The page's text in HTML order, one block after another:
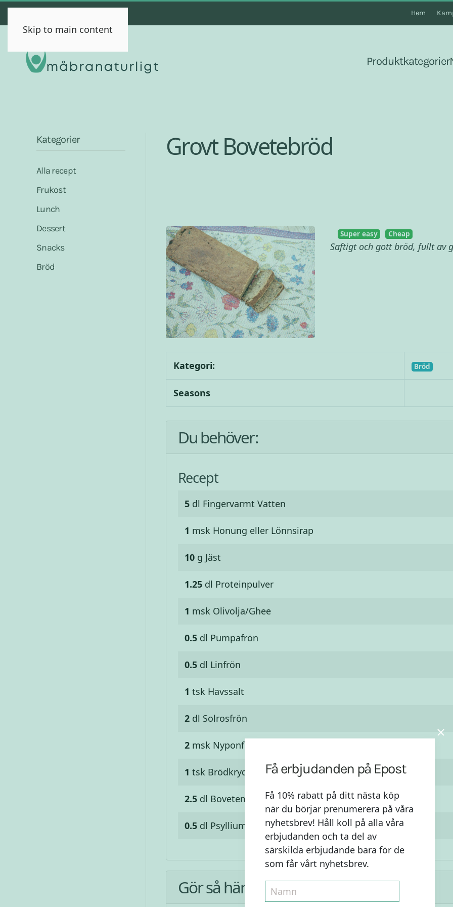
Skip to main content
Hem
Produktkategorier
Grovt Bovetebröd
Super easy Cheap
Saftigt och gott bröd, fullt av
Kategori: Bröd
Seasons
Du behöver:
Recept
5 dl Fingervarmt Vatten
1 msk Honung eller Lönnsirap
10 g Jäst
1.25 dl Proteinpulver
1 msk Olivolja/Ghee
0.5 dl Pumpafrön
0.5 dl Linfrön
1 tsk Havssalt
2 dl Solrosfrön
2 msk Nyponfröskalmjöl
1 tsk Brödkryddor - Anis, fänkål och Kummin
2.5 dl Bovetemjöl
0.5 dl Psylliumfröskal
Gör så här:
Kategorier
Alla recept
Frukost
Lunch
Dessert
Snacks
Bröd
Få erbjudanden på Epost
Få 10% rabatt på ditt nästa köp
när du börjar prenumerera på våra
nyhetsbrev! Håll koll på alla våra
erbjudanden och ta del av
särskilda erbjudande bara för de
som får vårt nyhetsbrev.